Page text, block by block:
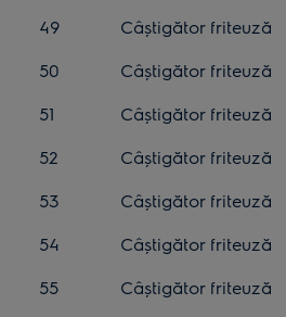
49
Câștigător friteuză
50
Câștigător friteuză
51
Câștigător friteuză
52
Câștigător friteuză
53
Câștigător friteuză
54
Câștigător friteuză
55
Câștigător friteuză